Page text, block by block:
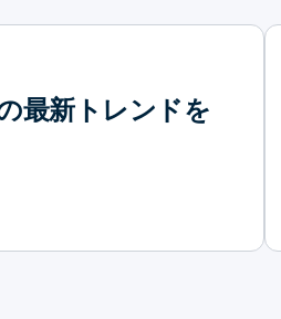
最新トレンドを